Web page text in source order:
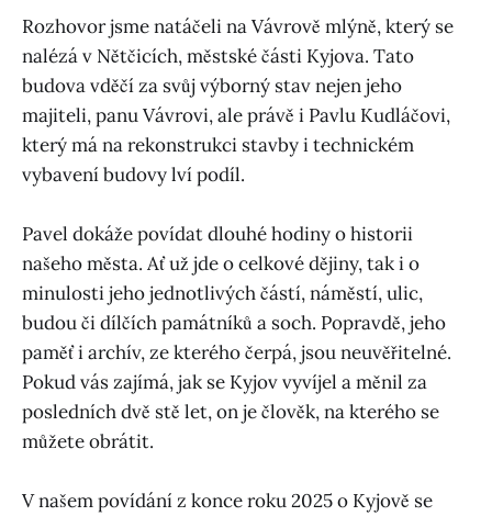
Rozhovor jsme natáčeli na Vávrově mlýně, který se
nalézá v Nětčicích, městské části Kyjova. Tato
budova vděčí za svůj výborný stav nejen jeho
majiteli, panu Vávrovi, ale právě i Pavlu Kudláčovi,
který má na rekonstrukci stavby i technickém
vybavení budovy lví podíl.
Pavel dokáže povídat dlouhé hodiny o historii
našeho města. Ať už jde o celkové dějiny, tak i o
minulosti jeho jednotlivých částí, náměstí, ulic,
budou či dílčích památníků a soch. Popravdě, jeho
paměť i archív, ze kterého čerpá, jsou neuvěřitelné.
Pokud vás zajímá, jak se Kyjov vyvíjel a měnil za
posledních dvě stě let, on je člověk, na kterého se
můžete obrátit.
V našem povídání z konce roku 2025 o Kyjově se